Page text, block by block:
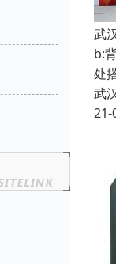
武
b:
处
武
21-